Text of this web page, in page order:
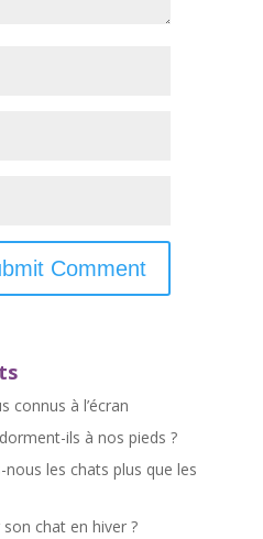
connus à l’écran
ils à nos pieds ?
les chats plus que les
chat en hiver ?